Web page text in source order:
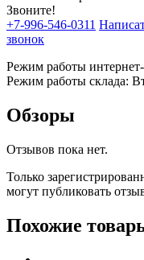
Звоните!
+7-996-546-0311
звонок
Режим работы
Режим работы склада:
Обзоры
Отзывов пока нет.
Только
могут публиковать
Похожие